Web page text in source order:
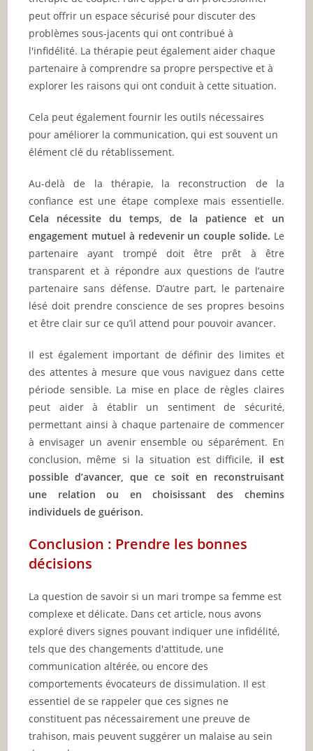
peut offrir un espace sécurisé pour discuter des
problèmes sous-jacents qui ont contribué à
l'infidélité. La thérapie peut également aider chaque
partenaire à comprendre sa propre perspective et à
explorer les raisons qui ont conduit à cette situation.
Cela peut également fournir les outils nécessaires
pour améliorer la communication, qui est souvent un
élément clé du rétablissement.
Au-delà de la thérapie, la reconstruction de la
confiance est une étape complexe mais essentielle.
Cela nécessite du temps, de la patience et un
engagement mutuel à redevenir un couple solide. Le
partenaire ayant trompé doit être prêt à être
transparent et à répondre aux questions de l’autre
partenaire sans défense. D’autre part, le partenaire
lésé doit prendre conscience de ses propres besoins
et être clair sur ce qu’il attend pour pouvoir avancer.
Il est également important de définir des limites et
des attentes à mesure que vous naviguez dans cette
période sensible. La mise en place de règles claires
peut aider à établir un sentiment de sécurité,
permettant ainsi à chaque partenaire de commencer
à envisager un avenir ensemble ou séparément. En
conclusion, même si la situation est difficile, il est
possible d’avancer, que ce soit en reconstruisant
une relation ou en choisissant des chemins
individuels de guérison.
Conclusion : Prendre les bonnes
décisions
La question de savoir si un mari trompe sa femme est
complexe et délicate. Dans cet article, nous avons
exploré divers signes pouvant indiquer une infidélité,
tels que des changements d'attitude, une
communication altérée, ou encore des
comportements évocateurs de dissimulation. Il est
essentiel de se rappeler que ces signes ne
constituent pas nécessairement une preuve de
trahison, mais peuvent suggérer un malaise au sein